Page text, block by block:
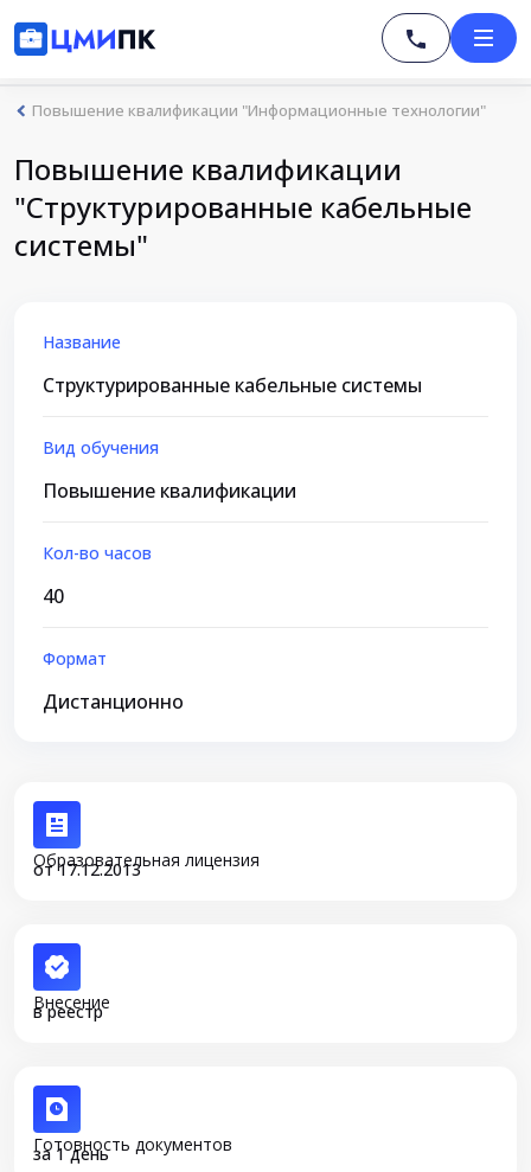
Повышение квалификации "Информационные технологии"
Повышение квалификации
"Структурированные кабельные
системы"
Название
Структурированные кабельные системы
Вид обучения
Повышение квалификации
Кол-во часов
40
Формат
Дистанционно
Образовательная лицензия
от 17.12.2013
Внесение
в реестр
Готовность документов
за 1 день